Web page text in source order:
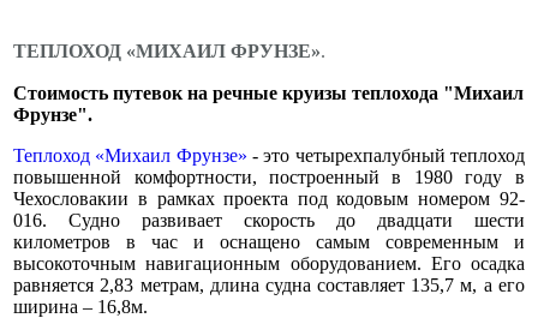
ТЕПЛОХОД «МИХАИЛ ФРУНЗЕ».
Стоимость путевок на речные круизы теплохода "Михаил
Фрунзе".
Теплоход «Михаил Фрунзе» - это четырехпалубный теплоход
повышенной комфортности, построенный в 1980 году в
Чехословакии в рамках проекта под кодовым номером 92-
016. Судно развивает скорость до двадцати шести
километров в час и оснащено самым современным и
высокоточным навигационным оборудованием. Его осадка
равняется 2,83 метрам, длина судна составляет 135,7 м, а его
ширина – 16,8м.